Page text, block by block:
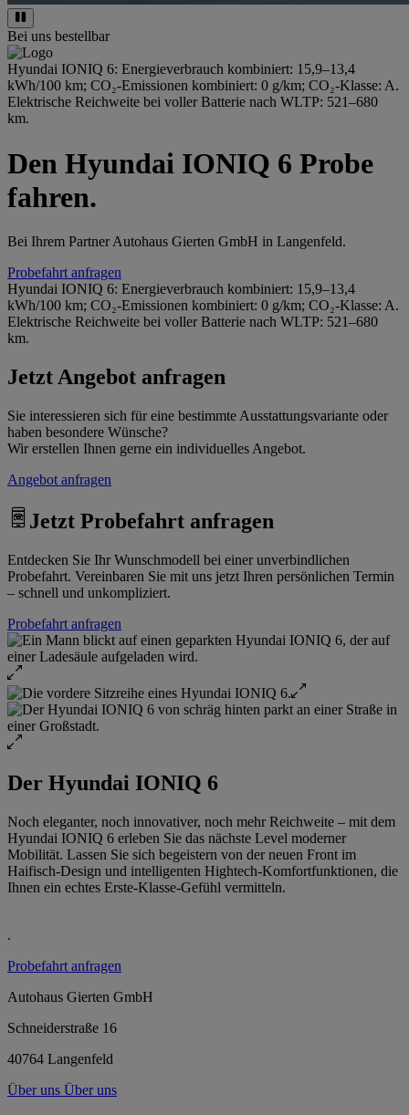
Bei uns bestellbar
Hyundai IONIQ 6: Energieverbrauch kombiniert: 15,9–13,4
kWh/100 km; CO₂-Emissionen kombiniert: 0 g/km; CO₂-Klasse: A.
Elektrische Reichweite bei voller Batterie nach WLTP: 521–680
km.
Den Hyundai IONIQ 6 Probe
fahren.
Bei Ihrem Partner Autohaus Gierten GmbH in Langenfeld.
Probefahrt anfragen
Hyundai IONIQ 6: Energieverbrauch kombiniert: 15,9–13,4
kWh/100 km; CO₂-Emissionen kombiniert: 0 g/km; CO₂-Klasse: A.
Elektrische Reichweite bei voller Batterie nach WLTP: 521–680
km.
Jetzt Angebot anfragen
Sie interessieren sich für eine bestimmte Ausstattungsvariante oder
haben besondere Wünsche?
Wir erstellen Ihnen gerne ein individuelles Angebot.
Angebot anfragen
Jetzt Probefahrt anfragen
Entdecken Sie Ihr Wunschmodell bei einer unverbindlichen
Probefahrt. Vereinbaren Sie mit uns jetzt Ihren persönlichen Termin
– schnell und unkompliziert.
Probefahrt anfragen
Der Hyundai IONIQ 6
Noch eleganter, noch innovativer, noch mehr Reichweite – mit dem
Hyundai IONIQ 6 erleben Sie das nächste Level moderner
Mobilität. Lassen Sie sich begeistern von der neuen Front im
Haifisch-Design und intelligenten Hightech-Komfortfunktionen, die
Ihnen ein echtes Erste-Klasse-Gefühl vermitteln.
.
Probefahrt anfragen
Autohaus Gierten GmbH
Schneiderstraße 16
40764 Langenfeld
Über uns Über uns